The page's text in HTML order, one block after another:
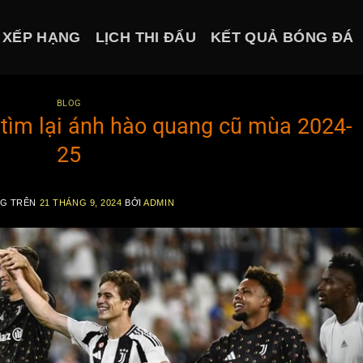
HẠNG LỊCH THI ĐẤU KẾT QUẢ BÓNG ĐÁ
BLOG
lại ánh hào quang cũ mùa 2024-
25
TRÊN 21 THÁNG 9, 2024 BỞIADMIN